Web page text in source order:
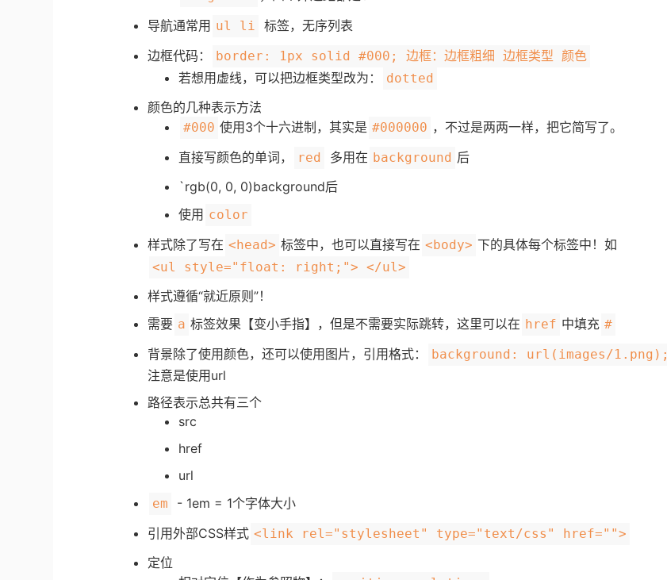
导航通常用 ul li
标签，无序列表
边框代码：
border: 1px solid #000; 边框：边框粗细 边框类型 颜色
若想用虚线，可以把边框类型改为： dotted
颜色的几种表示方法
#000 使用3个十六进制，其实是 #000000 ，不过是两两一样，把它简写了。
直接写颜色的单词，
red 多用在 background 后
`rgb(0, 0, 0)background后
使用 color
样式除了写在 <head> 标签中，也可以直接写在 <body> 下的具体每个标签中！如
<ul style="float: right;"> </ul>
样式遵循“就近原则”！
需要 a 标签效果【变小手指】，但是不需要实际跳转，这里可以在 href 中填充 #
背景除了使用颜色，还可以使用图片，引用格式： background: url(images/1.png);
注意是使用url
路径表示总共有三个
src
href
url
em
- 1em = 1个字体大小
引用外部CSS样式 <link rel="stylesheet" type="text/css" href="">
定位